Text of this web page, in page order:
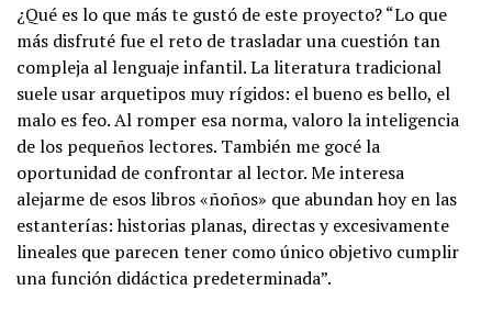
¿Qué es lo que más te gustó de este proyecto? “Lo que
más disfruté fue el reto de trasladar una cuestión tan
compleja al lenguaje infantil. La literatura tradicional
suele usar arquetipos muy rígidos: el bueno es bello, el
malo es feo. Al romper esa norma, valoro la inteligencia
de los pequeños lectores. También me gocé la
oportunidad de confrontar al lector. Me interesa
alejarme de esos libros «ñoños» que abundan hoy en las
estanterías: historias planas, directas y excesivamente
lineales que parecen tener como único objetivo cumplir
una función didáctica predeterminada”.